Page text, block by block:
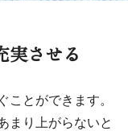
実させる
ことができます。
まり上がらないと